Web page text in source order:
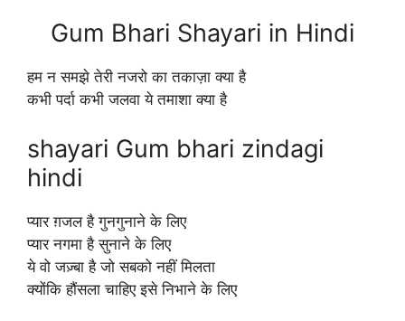
Gum Bhari Shayari in Hindi
हम न समझे तेरी नजरो का तकाज़ा क्या है
कभी पर्दा कभी जलवा ये तमाशा क्या है
shayari Gum bhari zindagi
hindi
प्यार ग़जल है गुनगुनाने के लिए
प्यार नगमा है सुनाने के लिए
ये वो जज़्बा है जो सबको नहीं मिलता
क्योंकि हौंसला चाहिए इसे निभाने के लिए